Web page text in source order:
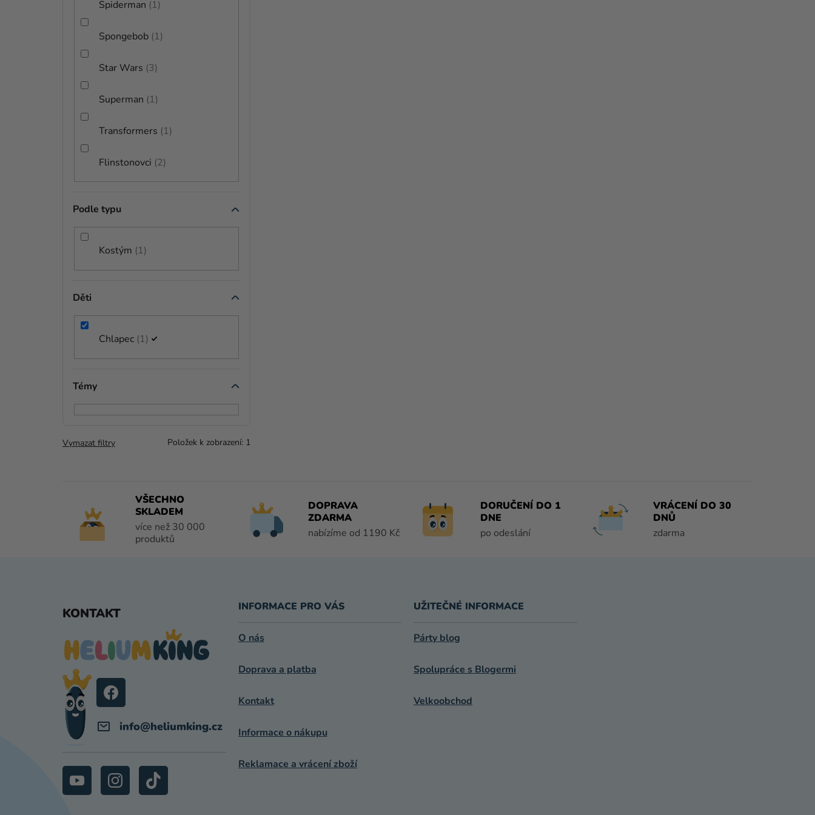
Spiderman 1
Spongebob 1
Star Wars 3
Superman 1
Transformers 1
Flinstonovci 2
Podle typu
Kostým 1
Děti
Chlapec 1
Témy
Vymazat filtry Položek k zobrazení: 1
VŠECHNO
SKLADEM
více než 30 000
produktů
DOPRAVA
ZDARMA
nabízíme od 1190 Kč
DORUČENÍ DO 1
DNE
po odeslání
VRÁCENÍ DO 30
DNŮ
zdarma
KONTAKT
info@heliumking.cz
INFORMACE PRO VÁS
O nás
Doprava a platba
Kontakt
Informace o nákupu
Reklamace a vrácení zboží
UŽITEČNÉ INFORMACE
Párty blog
Spolupráce s Blogermi
Velkoobchod